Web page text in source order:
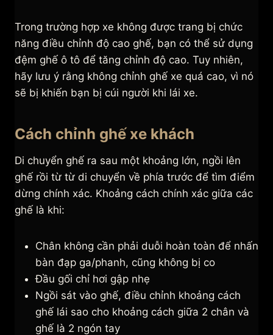
Trong trường hợp xe không được trang bị chức
năng điều chỉnh độ cao ghế, bạn có thể sử dụng
đệm ghế ô tô để tăng chỉnh độ cao. Tuy nhiên,
hãy lưu ý rằng không chỉnh ghế xe quá cao, vì nó
sẽ bị khiến bạn bị cúi người khi lái xe.
Cách chỉnh ghế xe khách
Di chuyển ghế ra sau một khoảng lớn, ngồi lên
ghế rồi từ từ di chuyển về phía trước để tìm điểm
dừng chính xác. Khoảng cách chính xác giữa các
ghế là khi:
Chân không cần phải duỗi hoàn toàn để nhấn
bàn đạp ga/phanh, cũng không bị co
Đầu gối chỉ hơi gập nhẹ
Ngồi sát vào ghế, điều chỉnh khoảng cách
ghế lái sao cho khoảng cách giữa 2 chân và
ghế là 2 ngón tay